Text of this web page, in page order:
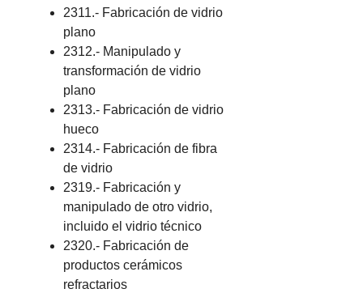
2311.- Fabricación de vidrio
plano
2312.- Manipulado y
transformación de vidrio
plano
2313.- Fabricación de vidrio
hueco
2314.- Fabricación de fibra
de vidrio
2319.- Fabricación y
manipulado de otro vidrio,
incluido el vidrio técnico
2320.- Fabricación de
productos cerámicos
refractarios